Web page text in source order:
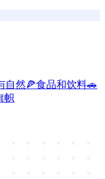
自然🍕食品和饮料🚗
帜